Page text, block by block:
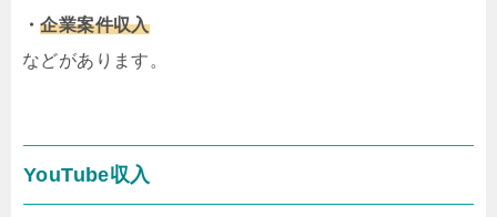
・企業案件収入
などがあります。
YouTube収入